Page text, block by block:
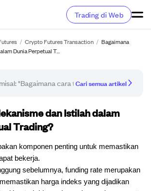
Trading di Web
/ Crypto Futures Transaction / Bagaimana
Dunia Perpetual T…
Cari semua artikel
dan Istilah dalam
Trading?
komponen penting untuk memastikan
bekerja.
sebelumnya, funding rate merupakan
harga indeks yang dijadikan